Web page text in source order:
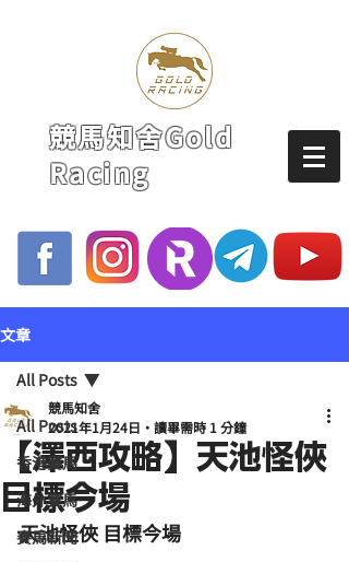
競馬知舍Gold
Racing
文章
All Posts
香港賽馬
海外賽馬
賽馬新聞
All Posts
【澤西攻略】天池怪俠
目標今場
競馬知舍
2021年1月24日
讀畢需時 1 分鐘
天池怪俠 目標今場